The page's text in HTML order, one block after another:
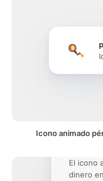
Icono animado
El icono
dinero